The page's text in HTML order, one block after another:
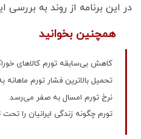
در این برنامه از روند به
همچنین بخوانید
کاهش بی‌سابقه تورم کالاهای
تحمیل بالاترین فشار تورم ماهانه
نرخ تورم امسال به صفر می‌رسد
تورم چگونه زندگی ایرانیان را تحت